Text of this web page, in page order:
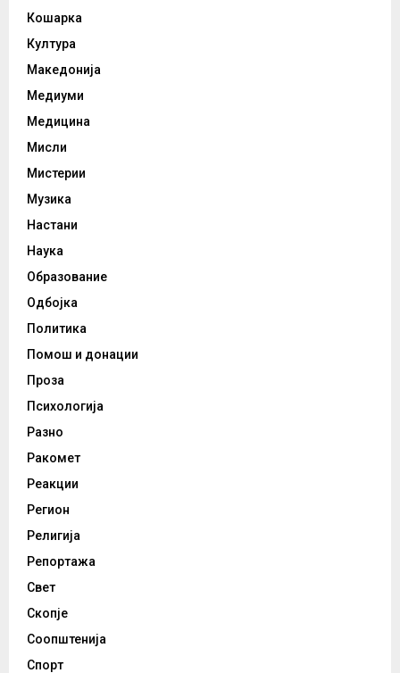
Кошарка
Култура
Македонија
Медиуми
Медицина
Мисли
Мистерии
Музика
Настани
Наука
Образование
Одбојка
Политика
Помош и донации
Проза
Психологија
Разно
Ракомет
Реакции
Регион
Религија
Репортажа
Свет
Скопје
Соопштенија
Спорт